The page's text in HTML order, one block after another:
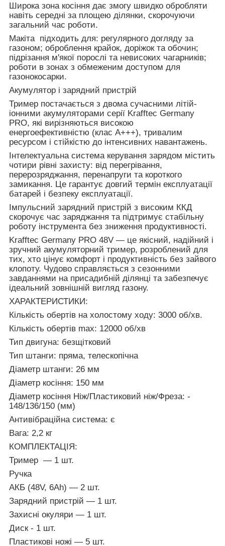
Широка зона косіння дає змогу швидко обробляти
навіть середні за площею ділянки, скорочуючи
загальний час роботи.
Макіта підходить для: регулярного догляду за
газоном; оброблення крайок, доріжок та обочин;
підрізання м'якої порослі та невисоких чагарників;
роботи в зонах з обмеженим доступом для
газонокосарки.
Акумулятор і зарядний пристрій
Тример постачається з двома сучасними літій-
іонними акумуляторами серії Krafftec Germany
PRO, які вирізняються високою
енергоефективністю (клас A+++), тривалим
ресурсом і стійкістю до інтенсивних навантажень.
Інтелектуальна система керування зарядом містить
чотири рівні захисту: від перегрівання,
перерозряджання, перенапруги та короткого
замикання. Це гарантує довгий термін експлуатації
батарей і безпеку експлуатації.
Імпульсний зарядний пристрій з високим ККД
скорочує час заряджання та підтримує стабільну
роботу інструмента без зниження продуктивності.
Krafftec Germany PRO 48V — це якісний, надійний і
зручний акумуляторний тример, розроблений для
тих, хто цінує комфорт і продуктивність без зайвого
клопоту. Чудово справляється з сезонними
завданнями на присадибній ділянці та забезпечує
ідеальний зовнішній вигляд газону.
ХАРАКТЕРИСТИКИ:
Кількість обертів на холостому ходу: 3000 об/хв.
Кількість обертів max: 12000 об/хв
Тип двигуна: безщітковий
Тип штанги: пряма, телескопічна
Діаметр штанги: 26 мм
Діаметр косіння: 150 мм
Діаметр косіння Ніж/Пластиковий ніж/Фреза: -
148/136/150 (мм)
Антивібраційна система: є
Вага: 2,2 кг
КОМПЛЕКТАЦІЯ:
Тример — 1 шт.
Ручка
АКБ (48V, 6Ah) — 2 шт.
Зарядний пристрій — 1 шт.
Захисні окуляри — 1 шт.
Диск - 1 шт.
Пластикові ножі — 5 шт.